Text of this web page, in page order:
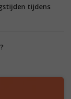
tijdens